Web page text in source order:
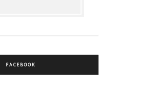
FACEBOOK